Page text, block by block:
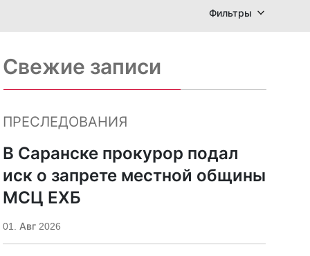
Фильтры
Свежие записи
ПРЕСЛЕДОВАНИЯ
В Саранске прокурор подал
иск о запрете местной общины
МСЦ ЕХБ
01. Авг 2026